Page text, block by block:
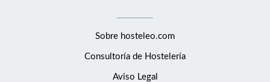
Sobre hosteleo.com
Consultoría de Hostelería
Aviso Legal